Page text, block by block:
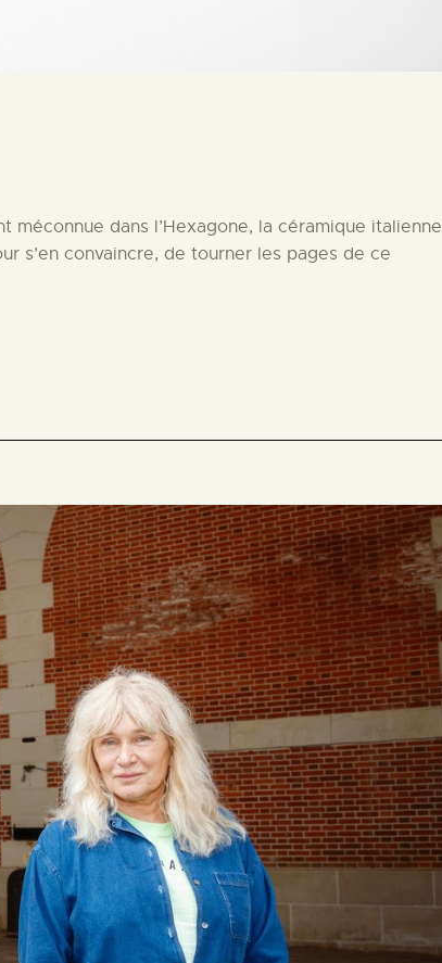
méconnue dans l’Hexagone, la céramique italienne
s’en convaincre, de tourner les pages de ce